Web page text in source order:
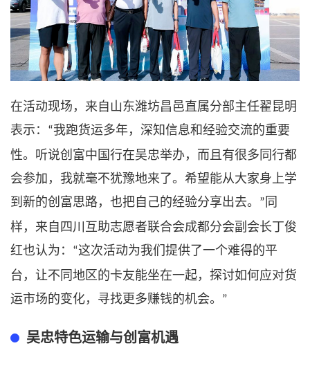
在活动现场，来自山东潍坊昌邑直属分部主任翟昆明
表示： “我跑货运多年，深知信息和经验交流的重要
性。听说创富中国行在吴忠举办，而且有很多同行都
会参加，我就毫不犹豫地来了。希望能从大家身上学
到新的创富思路，也把自己的经验分享出去。 ” 同
样，来自四川 互助志愿者联合会成都分会副会长丁俊
红也认为： “这次活动为我们提供了一个难得的平
台，让不同地区的卡友能坐在一起，探讨如何应对货
运市场的变化，寻找更多赚钱的机会。 ”
吴忠特色运输与创富机遇